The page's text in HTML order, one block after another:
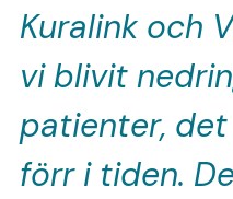
Kuralink och
vi blivit
patienter,
förr i tiden.